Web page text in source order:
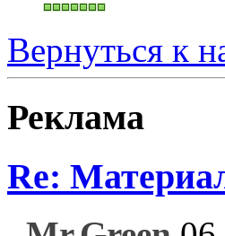
Вернуться к
Реклама
Re: